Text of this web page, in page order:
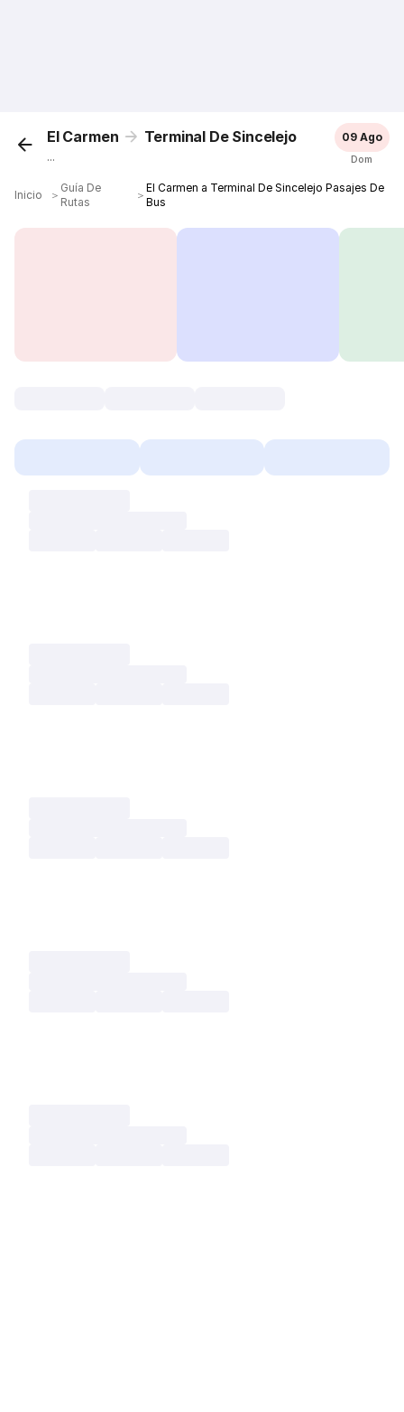
El Carmen Terminal De Sincelejo
...
09 Ago
Dom
Inicio ＞
Guía De
Rutas
＞
El Carmen a Terminal De Sincelejo Pasajes De
Bus